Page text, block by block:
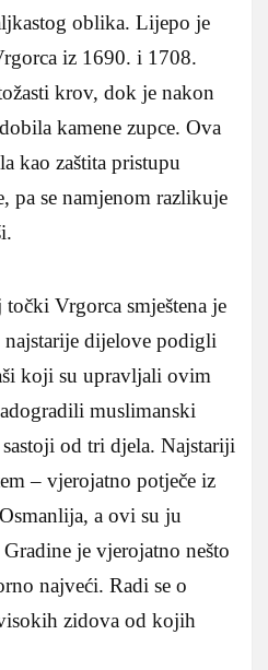
oblika. Lijepo je
iz 1690. i 1708.
krov, dok je nakon
kamene zupce. Ova
kao zaštita pristupu
pa se namjenom razlikuje
Vrgorca smještena je
dijelove podigli
koji su upravljali ovim
muslimanski
od tri djela. Najstariji
– vjerojatno potječe iz
a ovi su ju
je vjerojatno nešto
najveći. Radi se o
zidova od kojih